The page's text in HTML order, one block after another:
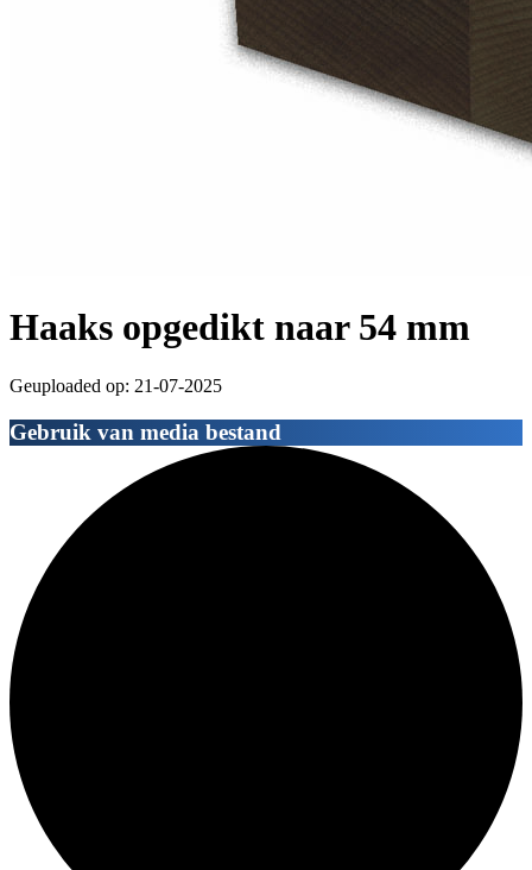
Haaks opgedikt naar 54 mm
Geuploaded op: 21-07-2025
Gebruik van media bestand